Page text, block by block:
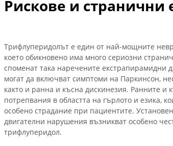
Рискове и странични
Трифлуперидолът е един от най-мощните
което обикновено има много сериозни
споменат така наречените екстрапирамидни
могат да включват симптоми на Паркинсон,
както и ранна и късна дискинезия. Ранните и
потрепвания в областта на гърлото и езика,
особено страдание при пациентите.
двигателни нарушения възникват особено
трифлуперидол.